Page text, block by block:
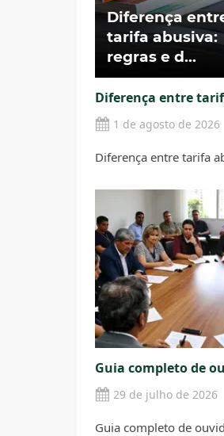
Diferença entre
1 de agosto de 2026
Diferença entre tarifa
Guia completo de
29 de julho de 2026
Guia completo de